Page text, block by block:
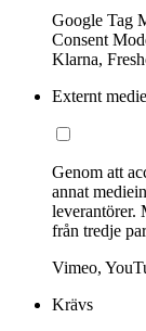
Google Tag
Consent
Klarna,
Externt
Genom att
annat
leverantörer.
från tredje
Vimeo,
Krävs